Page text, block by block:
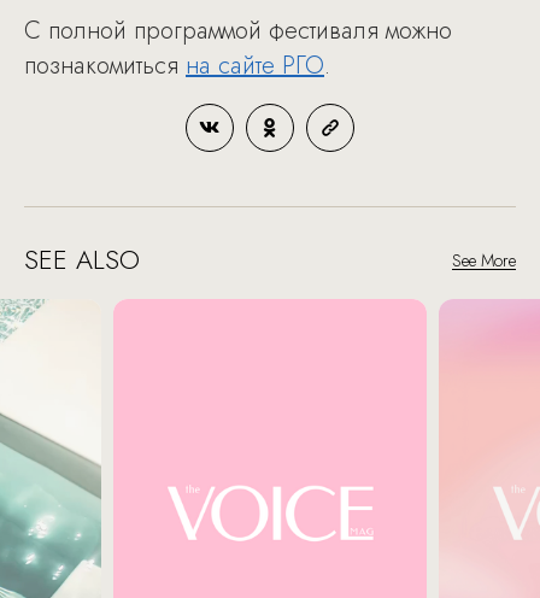
С полной программой фестиваля можно
познакомиться на сайте РГО.
SEE ALSO See More